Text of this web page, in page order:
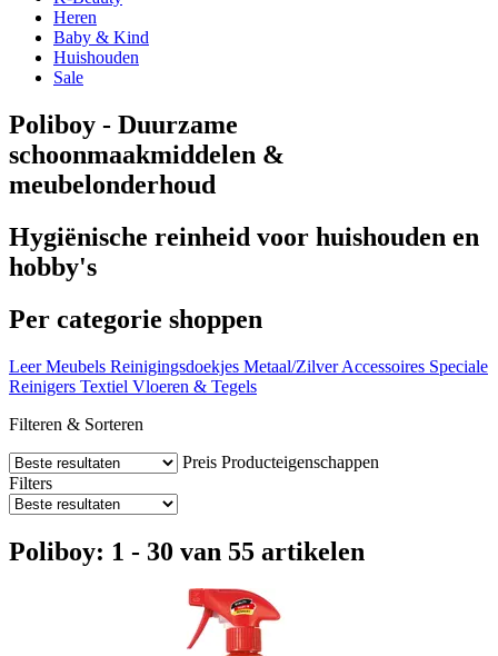
Heren
Baby & Kind
Huishouden
Sale
Poliboy - Duurzame
schoonmaakmiddelen &
meubelonderhoud
Hygiënische reinheid voor huishouden en
hobby's
Per categorie shoppen
Leer Meubels Reinigingsdoekjes Metaal/Zilver Accessoires Speciale
Reinigers Textiel Vloeren & Tegels
Filteren & Sorteren
Preis Producteigenschappen
Filters
Poliboy: 1 - 30 van 55 artikelen